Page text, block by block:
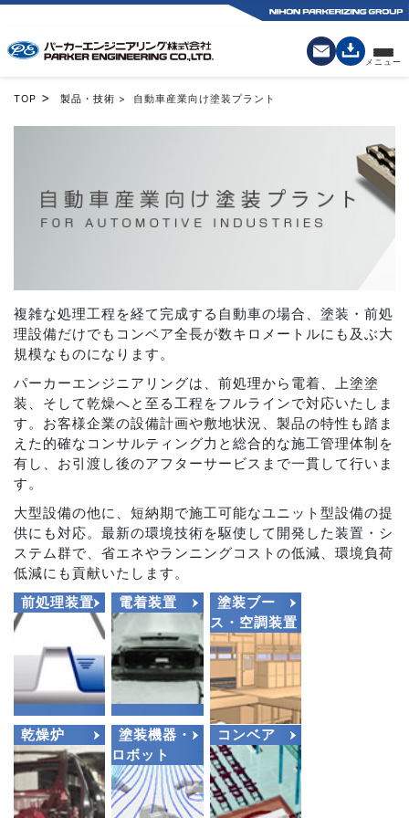
TOP > 製品・技術 > 自動車産業向け塗装プラント
複雑な処理工程を経て完成する自動車の場合、塗装・前処
理設備だけでもコンベア全長が数キロメートルにも及ぶ大
規模なものになります。
パーカーエンジニアリングは、前処理から電着、上塗塗
装、そして乾燥へと至る工程をフルラインで対応いたしま
す。お客様企業の設備計画や敷地状況、製品の特性も踏ま
えた的確なコンサルティング力と総合的な施工管理体制を
有し、お引渡し後のアフターサービスまで一貫して行いま
す。
大型設備の他に、短納期で施工可能なユニット型設備の提
供にも対応。最新の環境技術を駆使して開発した装置・シ
ステム群で、省エネやランニングコストの低減、環境負荷
低減にも貢献いたします。
前処理装置
電着装置
塗装ブー
ス・空調装置
乾燥炉
塗装機器・
ロボット
コンベア